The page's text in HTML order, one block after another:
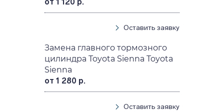
Оставить заявку
Замена главного тормозного
цилиндра Toyota Sienna Toyota
Sienna
от 1 280 р.
Оставить заявку